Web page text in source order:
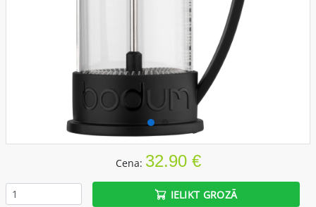
Cena: 32.90 €
IELIKT GROZĀ